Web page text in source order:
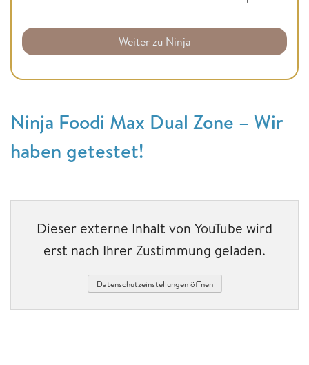
Weiter zu Ninja
Ninja Foodi Max Dual Zone – Wir
haben getestet!
Dieser externe Inhalt von YouTube wird
erst nach Ihrer Zustimmung geladen.
Datenschutzeinstellungen öffnen